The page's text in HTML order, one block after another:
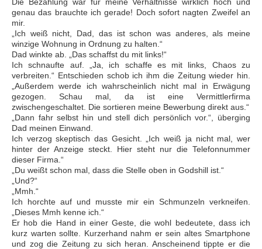
genau das brauchte ich gerade! Doch sofort nagten Zweifel an
mir.
„Ich weiß nicht, Dad, das ist schon was anderes, als meine
winzige Wohnung in Ordnung zu halten.“
Dad winkte ab. „Das schaffst du mit links!“
Ich schnaufte auf. „Ja, ich schaffe es mit links, Chaos zu
verbreiten.“ Entschieden schob ich ihm die Zeitung wieder hin.
„Außerdem werde ich wahrscheinlich nicht mal in Erwägung
gezogen. Schau mal, da ist eine Vermittlerfirma
zwischengeschaltet. Die sortieren meine Bewerbung direkt aus.“
„Dann fahr selbst hin und stell dich persönlich vor.“, überging
Dad meinen Einwand.
Ich verzog skeptisch das Gesicht. „Ich weiß ja nicht mal, wer
hinter der Anzeige steckt. Hier steht nur die Telefonnummer
dieser Firma.“
„Du weißt schon mal, dass die Stelle oben in Godshill ist.“
„Und?“
„Mmh.“
Ich horchte auf und musste mir ein Schmunzeln verkneifen.
„Dieses Mmh kenne ich.“
Er hob die Hand in einer Geste, die wohl bedeutete, dass ich
kurz warten sollte. Kurzerhand nahm er sein altes Smartphone
und zog die Zeitung zu sich heran. Anscheinend tippte er die